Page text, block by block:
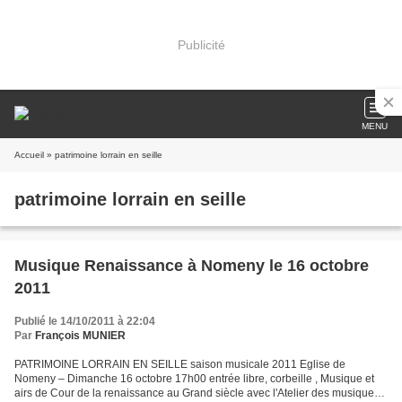
Publicité
MENU
Accueil » patrimoine lorrain en seille
patrimoine lorrain en seille
Musique Renaissance à Nomeny le 16 octobre
2011
Publié le 14/10/2011 à 22:04
Par François MUNIER
PATRIMOINE LORRAIN EN SEILLE saison musicale 2011 Eglise de
Nomeny – Dimanche 16 octobre 17h00 entrée libre, corbeille , Musique et
airs de Cour de la renaissance au Grand siècle avec l'Atelier des musiques